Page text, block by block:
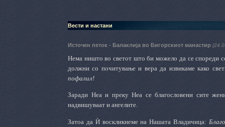
Вести и настани
Источен петок - Балаклија во Бигорскиот манастир
Нема ништо во светот што би можело да се спореди
должни со почитување и вера да извикаме како
пофалил!
Заради Неа и преку Неа се благословени сите
надвишуваат и ангелите.
Затоа да Ѝ воскликнеме на Нашата Владичица: